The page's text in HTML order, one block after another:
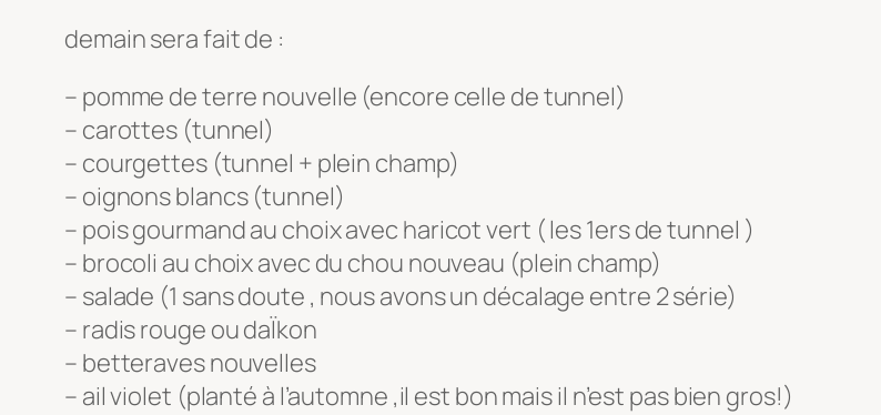
demain sera fait de :
– pomme de terre nouvelle (encore celle de tunnel)
– carottes (tunnel)
– courgettes (tunnel + plein champ)
– oignons blancs (tunnel)
– pois gourmand au choix avec haricot vert ( les 1ers de tunnel )
– brocoli au choix avec du chou nouveau (plein champ)
– salade (1 sans doute , nous avons un décalage entre 2 série)
– radis rouge ou daÏkon
– betteraves nouvelles
– ail violet (planté à l’automne ,il est bon mais il n’est pas bien gros!)